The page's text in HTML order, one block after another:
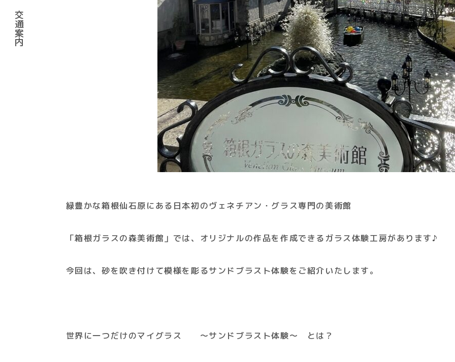
交
通
案
内
緑豊かな箱根仙石原にある日本初のヴェネチアン・グラス専門の美術館
「箱根ガラスの森美術館」では、オリジナルの作品を作成できるガラス体験工房があります♪
今回は、砂を吹き付けて模様を彫るサンドブラスト体験をご紹介いたします。
世界に一つだけのマイグラス ～サンドブラスト体験～ とは？
ビュッフェレストラ
ン
ウェルカムベ
お宿